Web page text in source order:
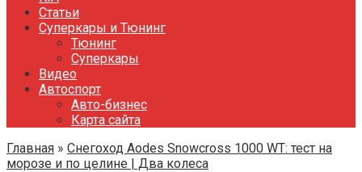
Статьи
Суперкары и Тюнинг
Тюнинг
Суперкары
Видео
Автоспорт
Авто-бизнес
Карта сайта
Главная » Снегоход Aodes Snowcross 1000 WT: тест на
морозе и по целине | Два колеса